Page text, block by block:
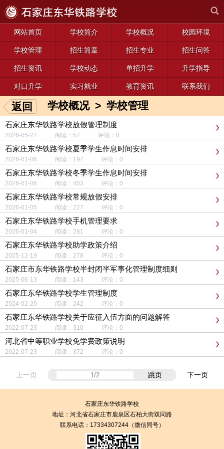
网站首页 学校简介 学校概况 校园环境
学校管理 招生简章 招生专业 招生问答
招生资讯 学校动态 单招升学 升学指导
对口升学 实习就业 教育资讯 联系我们
返回 学校概况> 学校管理
石家庄东华铁路学校放假管理制度
2026-05-27 阅读：57 评论：0
石家庄东华铁路学校夏季学生作息时间安排
2026-01-06 阅读：197 评论：0
石家庄东华铁路学校冬季学生作息时间安排
2026-01-06 阅读：403 评论：0
石家庄东华铁路学校常规放假安排
2026-01-05 阅读：227 评论：0
石家庄东华铁路学校手机管理要求
2026-01-04 阅读：281 评论：0
石家庄东华铁路学校助学政策介绍
2025-12-19 阅读：278 评论：0
石家庄市东华铁路学校半封闭半军事化管理制度细则
2025-06-13 阅读：143 评论：0
石家庄东华铁路学校学生管理制度
2024-02-20 阅读：242 评论：0
石家庄东华铁路学校关于应征入伍方面的问题解答
2022-07-23 阅读：310 评论：0
河北省中等职业学校免学费政策说明
2022-07-23 阅读：372 评论：0
上一页 跳页 下一页
石家庄东华铁路学校
地址： 河北省石家庄市鹿泉区石柏大街双同路
联系电话：17334307244（微信同号）